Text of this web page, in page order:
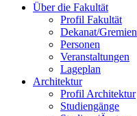
Über die Fakultät
Profil Fakultät
Dekanat/Gremien
Personen
Veranstaltungen
Lageplan
Architektur
Profil Architektur
Studiengänge